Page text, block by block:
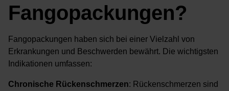
Fangopackungen?
Fangopackungen haben sich bei einer Vielzahl von
Erkrankungen und Beschwerden bewährt. Die wichtigsten
Indikationen umfassen:
Chronische Rückenschmerzen: Rückenschmerzen sind